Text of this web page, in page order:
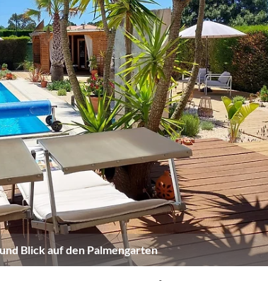
Blick auf den Palmengarten